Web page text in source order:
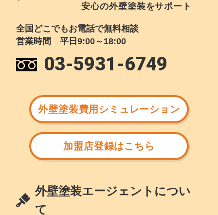
安心の外壁塗装をサポート
全国どこでもお電話で無料相談
営業時間 平日9:00～18:00
03-5931-6749
外壁塗装費用シミュレーション
加盟店登録はこちら
外壁塗装エージェントについ
て